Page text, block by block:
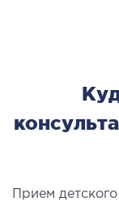
Прием